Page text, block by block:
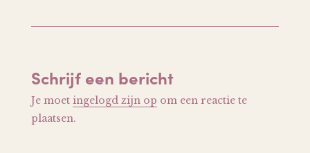
Schrijf een bericht
Je moet ingelogd zijn op om een reactie te
plaatsen.